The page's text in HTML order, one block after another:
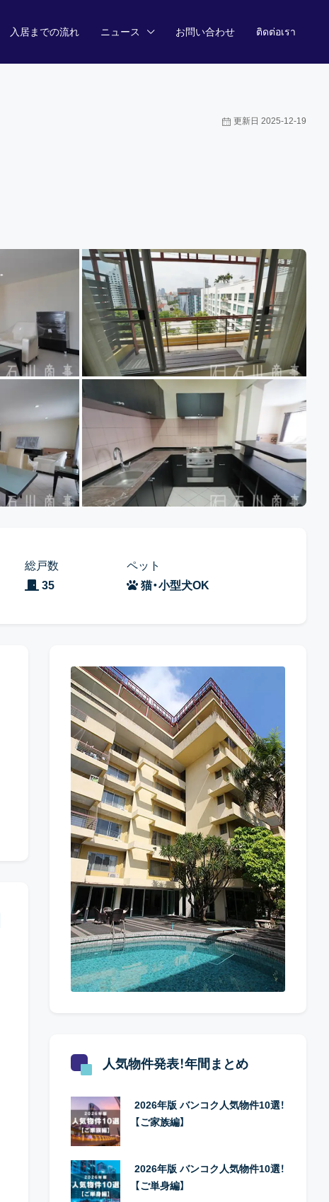
入居までの流れ ニュース お問い合わせ ติดต่อเรา
更新日 2025-12-19
総戸数
35
ペット
猫・小型犬OK
人気物件発表！年間まとめ
2026年版 バンコク人気物件10選！
【ご家族編】
2026年版 バンコク人気物件10選！
【ご単身編】